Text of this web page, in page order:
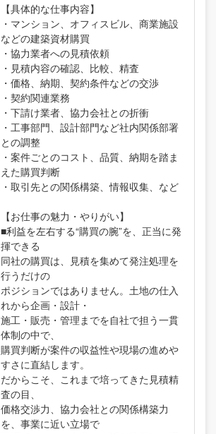
【具体的な仕事内容】
・マンション、オフィスビル、商業施設
などの建築資材購買
・協力業者への見積依頼
・見積内容の確認、比較、精査
・価格、納期、契約条件などの交渉
・契約関連業務
・下請け業者、協力会社との折衝
・工事部門、設計部門など社内関係部署
との調整
・案件ごとのコスト、品質、納期を踏ま
えた購買判断
・取引先との関係構築、情報収集、など
【お仕事の魅力・やりがい】
■利益を左右する“購買の腕”を、正当に発
揮できる
同社の購買は、見積を集めて発注処理を
行うだけの
ポジションではありません。土地の仕入
れから企画・設計・
施工・販売・管理までを自社で担う一貫
体制の中で、
購買判断が案件の収益性や現場の進めや
すさに直結します。
だからこそ、これまで培ってきた見積精
査の目、
価格交渉力、協力会社との関係構築力
を、事業に近い立場で